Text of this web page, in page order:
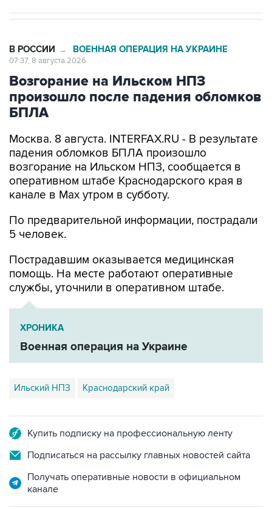
В РОССИИ → ВОЕННАЯ ОПЕРАЦИЯ НА УКРАИНЕ
07:37, 8 августа 2026
Возгорание на Ильском НПЗ
произошло после падения обломков
БПЛА
Москва. 8 августа. INTERFAX.RU - В результате
падения обломков БПЛА произошло
возгорание на Ильском НПЗ, сообщается в
оперативном штабе Краснодарского края в
канале в Max утром в субботу.
По предварительной информации, пострадали
5 человек.
Пострадавшим оказывается медицинская
помощь. На месте работают оперативные
службы, уточнили в оперативном штабе.
ХРОНИКА
Военная операция на Украине
Ильский НПЗ Краснодарский край
Купить подписку на профессиональную ленту
Подписаться на рассылку главных новостей сайта
Получать оперативные новости в официальном
канале